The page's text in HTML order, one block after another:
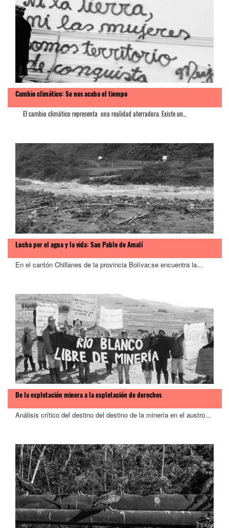
Cambio climático: Se nos acaba el tiempo
El cambio climático representa una realidad aterradora. Existe un...
Lucha por el agua y la vida: San Pablo de Amalí
En el cantón Chillanes de la provincia Bolívar,se encuentra la...
De la explotación minera a la explotación de derechos
Análisis crítico del destino del destino de la minería en el austro...